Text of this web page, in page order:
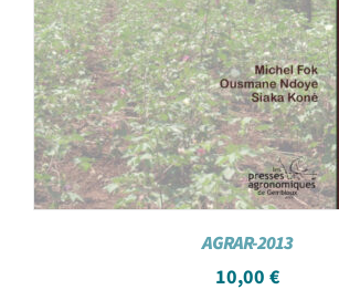
AGRAR-2013
10,00 €